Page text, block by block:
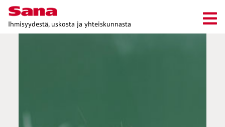
Ihmisyydestä, uskosta ja yhteiskunnasta